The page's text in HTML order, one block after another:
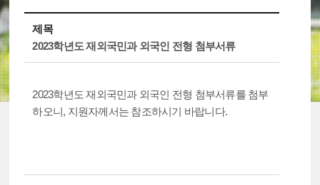
제목
2023학년도 재외국민과 외국인 전형 첨부서류
2023학년도 재외국민과 외국인 전형 첨부서류를 첨부
하오니, 지원자께서는 참조하시기 바랍니다.